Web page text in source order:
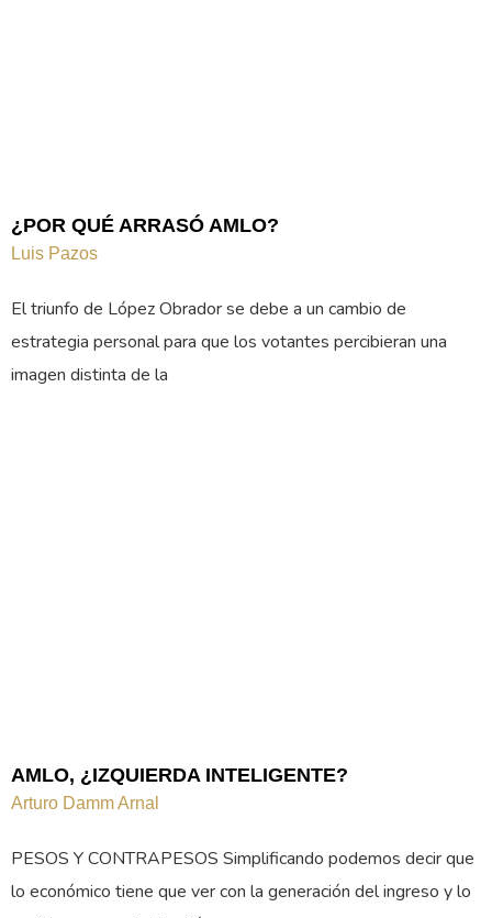
¿POR QUÉ ARRASÓ AMLO?
Luis Pazos
El triunfo de López Obrador se debe a un cambio de
estrategia personal para que los votantes percibieran una
imagen distinta de la
AMLO, ¿IZQUIERDA INTELIGENTE?
Arturo Damm Arnal
PESOS Y CONTRAPESOS Simplificando podemos decir que
lo económico tiene que ver con la generación del ingreso y lo